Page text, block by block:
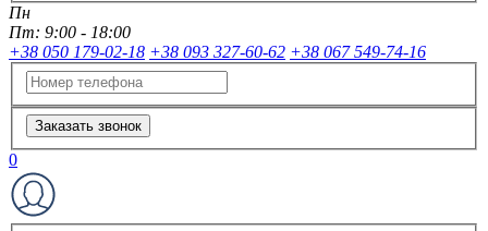
Пн
Пт: 9:00 - 18:00
+38 050 179-02-18 +38 093 327-60-62 +38 067 549-74-16
Заказать звонок
0